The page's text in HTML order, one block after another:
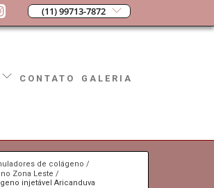
(11) 99713-7872
CONTATO GALERIA
de colágeno
Zona Leste
injetável Aricanduva